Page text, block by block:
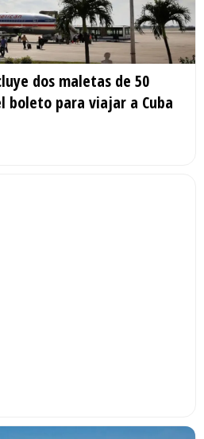
dos maletas de 50
boleto para viajar a Cuba